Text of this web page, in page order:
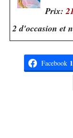
Prix:
2 d'occasion et
Facebook